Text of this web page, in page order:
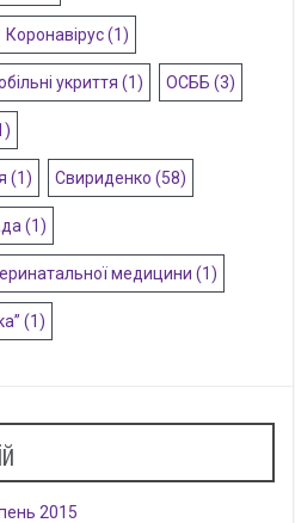
Коронавірус(1)
укриття (1) ОСББ (3)
(1) Свириденко (58)
(1)
медицини (1)
(1)
2015